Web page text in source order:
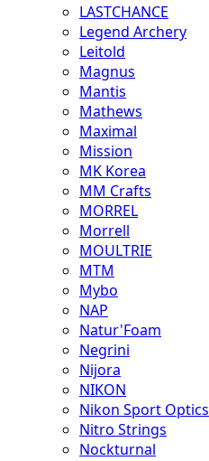
LASTCHANCE
Legend Archery
Leitold
Magnus
Mantis
Mathews
Maximal
Mission
MK Korea
MM Crafts
MORREL
Morrell
MOULTRIE
MTM
Mybo
NAP
Natur'Foam
Negrini
Nijora
NIKON
Nikon Sport Optics
Nitro Strings
Nockturnal